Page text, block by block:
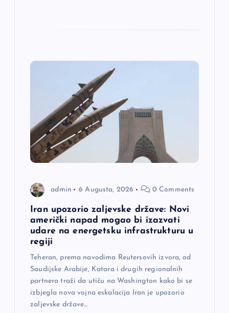
admin 6 Augusta, 2026 0 Comments
Iran upozorio zaljevske države: Novi
američki napad mogao bi izazvati
udare na energetsku infrastrukturu u
regiji
Teheran, prema navodima Reutersovih izvora, od
Saudijske Arabije, Katara i drugih regionalnih
partnera traži da utiču na Washington kako bi se
izbjegla nova vojna eskalacija Iran je upozorio
zaljevske države…